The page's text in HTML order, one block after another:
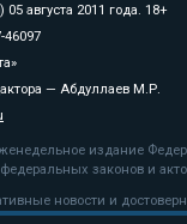
августа 2011 года. 18+
— Абдуллаев М.Р.
издание
законов и
новости и
на pnp.ru обязательна.